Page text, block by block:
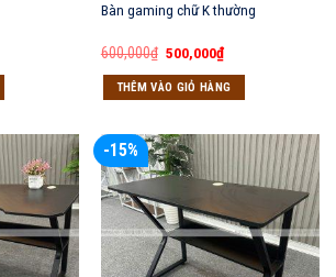
Bàn gaming chữ K thường
600,000₫ Giá
là:
600,000₫.
500,000₫Giá
hiện
tại
là:
THÊM VÀO GIỎ HÀNG
-15%